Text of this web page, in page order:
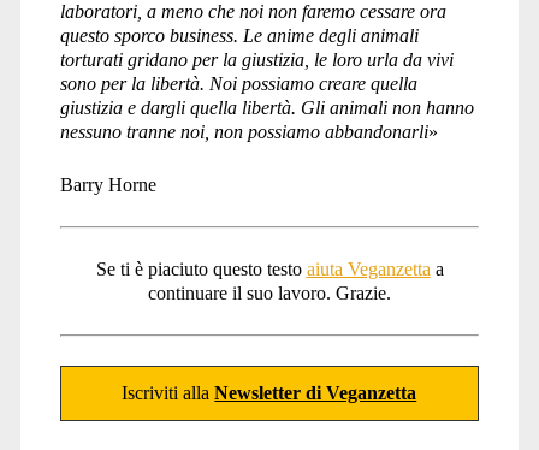
laboratori, a meno che noi non faremo cessare ora
questo sporco business. Le anime degli animali
torturati gridano per la giustizia, le loro urla da vivi
sono per la libertà. Noi possiamo creare quella
giustizia e dargli quella libertà. Gli animali non hanno
nessuno tranne noi, non possiamo abbandonarli»
Barry Horne
Se ti è piaciuto questo testo aiuta Veganzetta a
continuare il suo lavoro. Grazie.
Iscriviti allaNewsletter di Veganzetta